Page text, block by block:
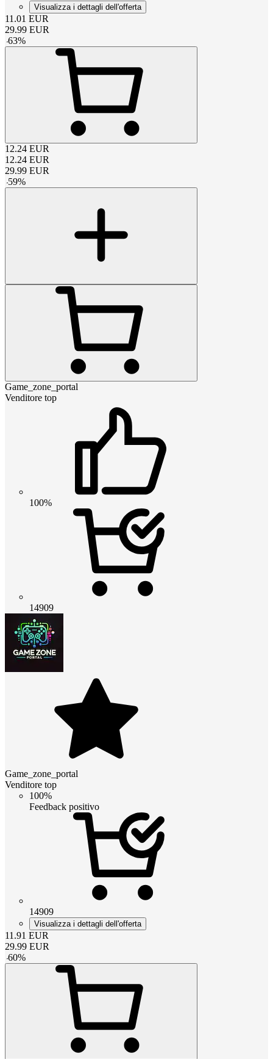
Visualizza i dettagli dell'offerta
11.01 EUR
29.99 EUR
-63%
12.24 EUR
12.24 EUR
29.99 EUR
-59%
Game_zone_portal
Venditore top
100%
14909
Game_zone_portal
Venditore top
100%
Feedback positivo
14909
Visualizza i dettagli dell'offerta
11.91 EUR
29.99 EUR
-60%